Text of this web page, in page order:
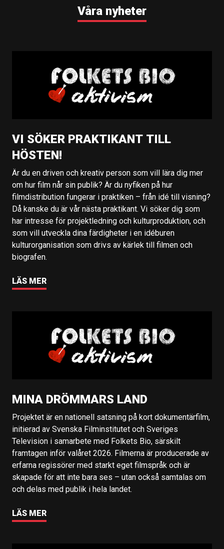
Våra nyheter
VI SÖKER PRAKTIKANT TILL
HÖSTEN!
Är du en driven och kreativ person som vill lära dig mer
om hur film når sin publik? Är du nyfiken på hur
filmdistribution fungerar i praktiken – från idé till visning?
Då kanske du är vår nästa praktikant. Vi söker dig som
har intresse för projektledning och kulturproduktion, och
som vill utveckla dina färdigheter i en idéburen
kulturorganisation som drivs av kärlek till filmen och
biografen.
LÄS MER
MINA DRÖMMARS LAND
Projektet är en nationell satsning på kort dokumentärfilm,
initierad av Svenska Filminstitutet och Sveriges
Television i samarbete med Folkets Bio, särskilt
framtagen inför valåret 2026. Filmerna är producerade av
erfarna regissörer med starkt eget filmspråk och är
skapade för att inte bara ses – utan också samtalas om
och delas med publik i hela landet.
LÄS MER